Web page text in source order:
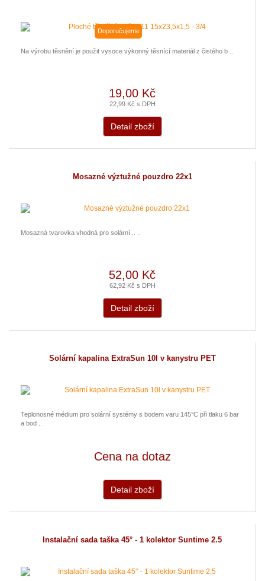
Doporučujeme
Na výrobu těsnění je použit vysoce výkonný těsnící materiál z čistého b ..
19,00 Kč
22,99 Kč s DPH
Detail zboží
Mosazné výztužné pouzdro 22x1
Mosazná tvarovka vhodná pro solární .. ..
52,00 Kč
62,92 Kč s DPH
Detail zboží
Solární kapalina ExtraSun 10l v kanystru PET
Teplonosné médium pro solární systémy s bodem varu 145°C při tlaku 6 bar
a bod ..
Cena na dotaz
Detail zboží
Instalační sada taška 45° - 1 kolektor Suntime 2.5